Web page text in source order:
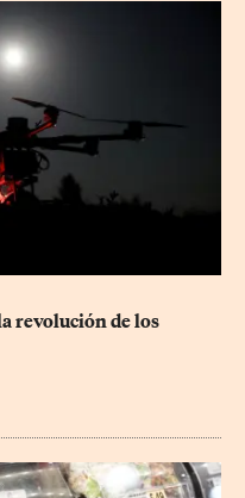
revolución de los